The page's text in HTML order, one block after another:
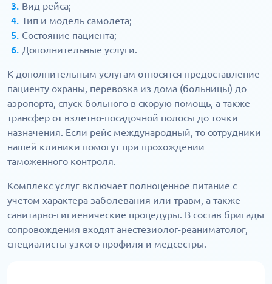
Вид рейса;
Тип и модель самолета;
Состояние пациента;
Дополнительные услуги.
К дополнительным услугам относятся предоставление
пациенту охраны, перевозка из дома (больницы) до
аэропорта, спуск больного в скорую помощь, а также
трансфер от взлетно-посадочной полосы до точки
назначения. Если рейс международный, то сотрудники
нашей клиники помогут при прохождении
таможенного контроля.
Комплекс услуг включает полноценное питание с
учетом характера заболевания или травм, а также
санитарно-гигиенические процедуры. В состав бригады
сопровождения входят анестезиолог-реаниматолог,
специалисты узкого профиля и медсестры.